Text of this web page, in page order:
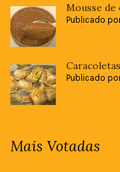
Mousse de
Publicado
Publicado
Mais Votadas